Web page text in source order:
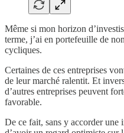
Même si mon horizon
terme, j’ai en portefeuille de
cycliques.
Certaines de ces entreprises
de leur marché ralentit. Et
d’autres entreprises peuvent
favorable.
De ce fait, sans y accorder une